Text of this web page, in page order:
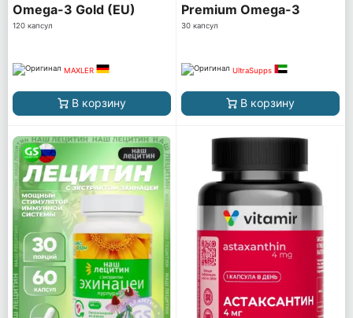
Omega-3 Gold (EU)
120 капсул
MAXLER
В корзину
Premium Omega-3
30 капсул
UltraSupps
В корзину